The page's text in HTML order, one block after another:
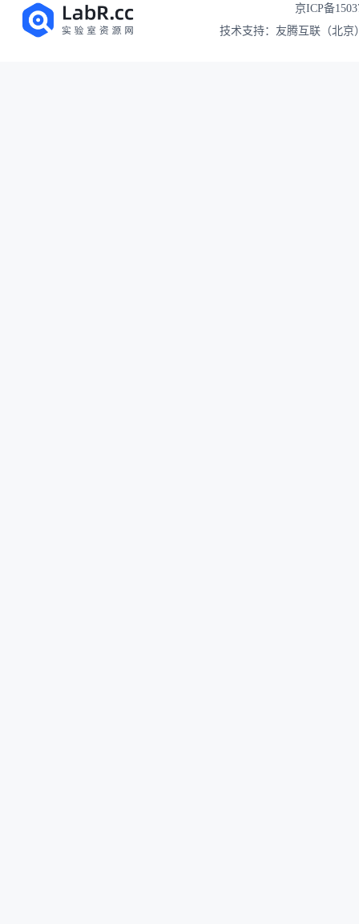
京ICP备
技术支持：友腾互联（北京